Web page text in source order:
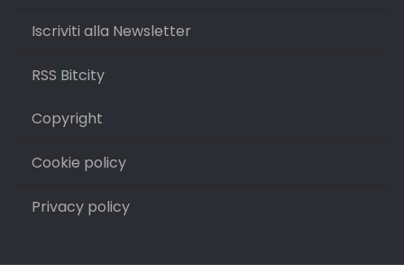
Iscriviti alla Newsletter
RSS Bitcity
Copyright
Cookie policy
Privacy policy